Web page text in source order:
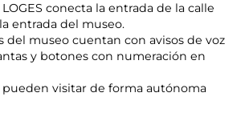
conecta la entrada de la calle
entrada del museo.
del museo cuentan con avisos de voz
y botones con numeración en
pueden visitar de forma autónoma